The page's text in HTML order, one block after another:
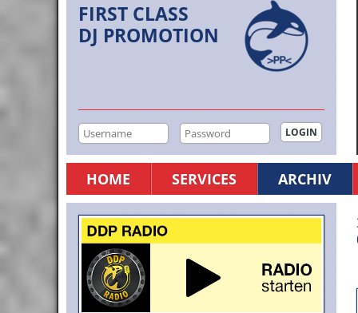
FIRST CLASS
DJ PROMOTION
HOME SERVICES ARCHIV